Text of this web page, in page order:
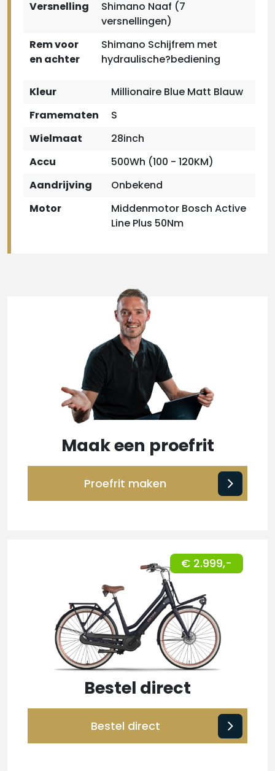
Versnelling
Shimano Naaf (7
versnellingen)
Rem voor
en achter
Shimano Schijfrem met
hydraulische?bediening
Kleur
Millionaire Blue Matt Blauw
Framematen
S
Wielmaat
28inch
Accu
500Wh (100 - 120KM)
Aandrijving
Onbekend
Motor
Middenmotor Bosch Active
Line Plus 50Nm
Maak een proefrit
Proefrit maken
€ 2.999,-
Bestel direct
Bestel direct